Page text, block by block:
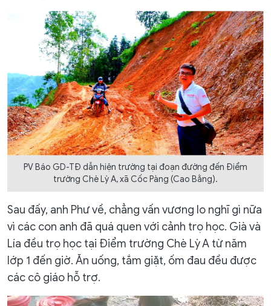
PV Báo GD-TĐ dẫn hiện trường tại đoạn đường đến Điểm
trường Chè Lỳ A, xã Cốc Pàng (Cao Bằng).
Sau đấy, anh Phư về, chẳng vấn vương lo nghĩ gì nữa
vì các con anh đã quá quen với cảnh trọ học. Già và
Lía đều trọ học tại Điểm trường Chè Lỳ A từ năm
lớp 1 đến giờ. Ăn uống, tắm giặt, ốm đau đều được
các cô giáo hỗ trợ.